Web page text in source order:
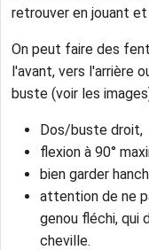
retrouver en jouant
On peut faire des
l'avant, vers l'arrière
buste (voir les
Dos/buste droit,
flexion à 90°
bien garder
attention de ne
genou fléchi, qui
cheville.